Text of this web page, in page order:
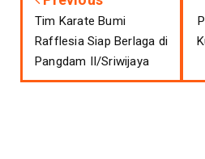
Tim Karate Bumi
Rafflesia Siap Berlaga di
Pangdam II/Sriwijaya